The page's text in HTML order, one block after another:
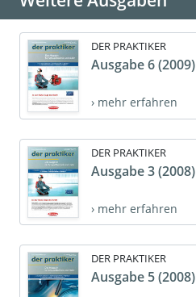
DER PRAKTIKER
Ausgabe 6 (2009)
› mehr erfahren
DER PRAKTIKER
Ausgabe 3 (2008)
› mehr erfahren
DER PRAKTIKER
Ausgabe 5 (2008)